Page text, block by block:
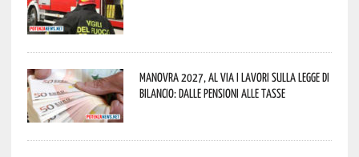
Manovra 2027, al via i lavori sulla Legge di
Bilancio: dalle pensioni alle tasse